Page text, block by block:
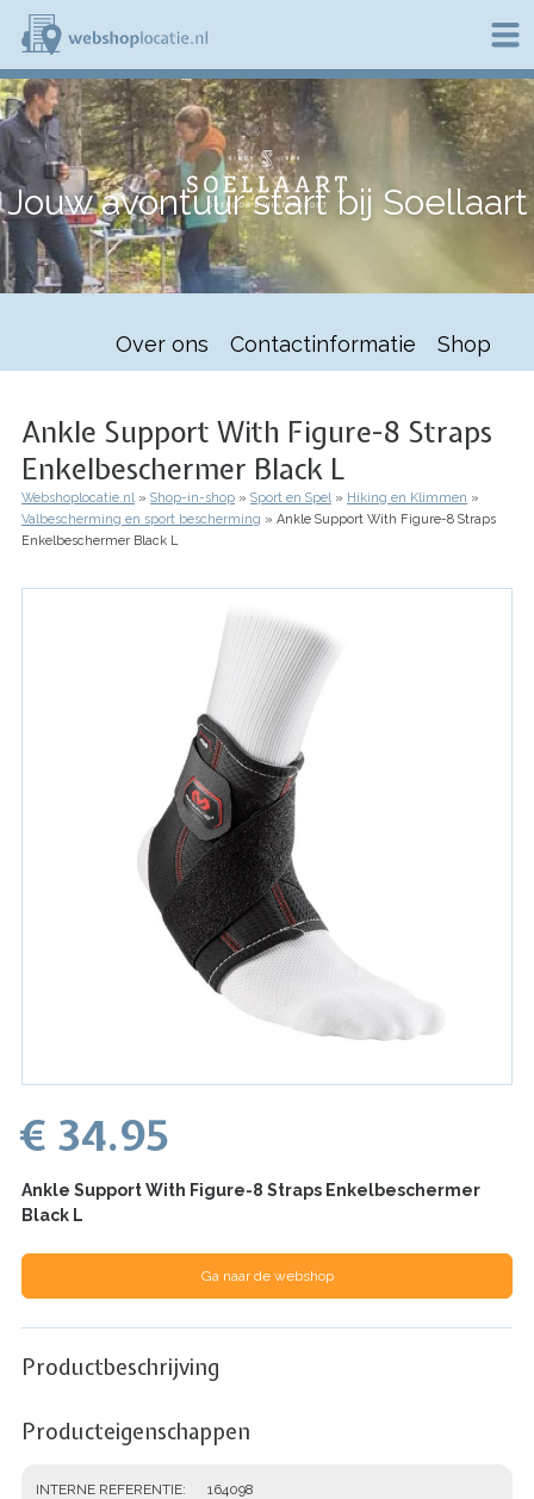
Overslaan
naar
de
inhoud
gaan
W
e
b
o
p
c
l
Jouw avontuur start bij Soellaart
Over ons Contactinformatie Shop
Ankle Support With Figure-8 Straps
Enkelbeschermer Black L
Kruimelpad
Webshoplocatie.nl Shop-in-shop Sport en Spel
Hiking en Klimmen
Valbescherming en sport bescherming
Ankle Support With Figure-8 Straps
Enkelbeschermer Black L
€ 34.95
Ankle Support With Figure-8 Straps Enkelbeschermer
Black L
Ga naar de webshop
Productbeschrijving
Producteigenschappen
INTERNE REFERENTIE 164098